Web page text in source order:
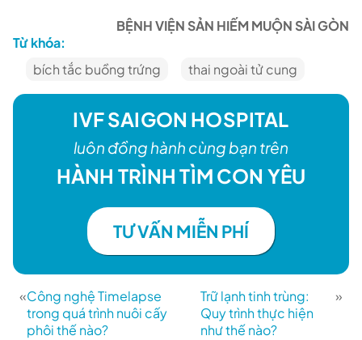
BỆNH VIỆN SẢN HIẾM MUỘN SÀI GÒN
Từ khóa:
bích tắc buồng trứng
thai ngoài tử cung
IVF SAIGON HOSPITAL
luôn đồng hành cùng bạn trên
HÀNH TRÌNH TÌM CON YÊU
TƯ VẤN MIỄN PHÍ
«Công nghệ Timelapse
trong quá trình nuôi cấy
phôi thế nào?
Trữ lạnh tinh trùng:
Quy trình thực hiện
như thế nào?
»